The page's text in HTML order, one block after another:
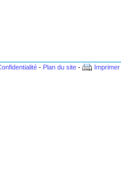
- Plan du site - Imprimer